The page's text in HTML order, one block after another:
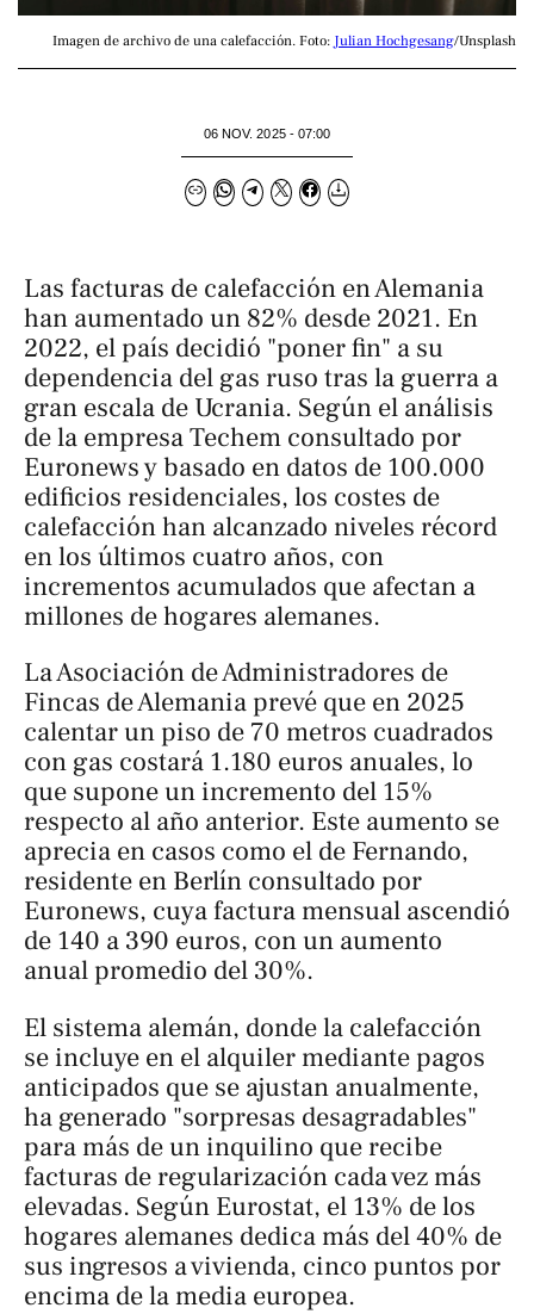
Imagen de archivo de una calefacción. Foto: Julian Hochgesang/Unsplash
06 NOV. 2025 - 07:00
Las facturas de calefacción en Alemania
han aumentado un 82% desde 2021. En
2022, el país decidió "poner fin" a su
dependencia del gas ruso tras la guerra a
gran escala de Ucrania. Según el análisis
de la empresa Techem consultado por
Euronewsybasado en datos de 100.000
edificios residenciales, los costes de
calefacción han alcanzado niveles récord
en los últimos cuatro años, con
incrementos acumulados que afectan a
millones de hogares alemanes.
La Asociación de Administradores de
Fincas de Alemania prevé que en 2025
calentar un piso de 70 metros cuadrados
con gas costará 1.180 euros anuales, lo
que supone un incremento del 15%
respecto al año anterior. Este aumento se
aprecia en casos como el de Fernando,
residente en Berlín consultado por
Euronews, cuya factura mensual ascendió
de 140 a 390 euros, con un aumento
anual promedio del 30%.
El sistema alemán, donde la calefacción
se incluye en el alquiler mediante pagos
anticipados que se ajustan anualmente,
ha generado "sorpresas desagradables"
para más de un inquilino que recibe
facturas de regularización cada vez más
elevadas. Según Eurostat, el 13% de los
hogares alemanes dedica más del 40% de
sus ingresos a vivienda, cinco puntos por
encima de la media europea.